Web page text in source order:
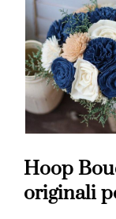
Hoop
originali